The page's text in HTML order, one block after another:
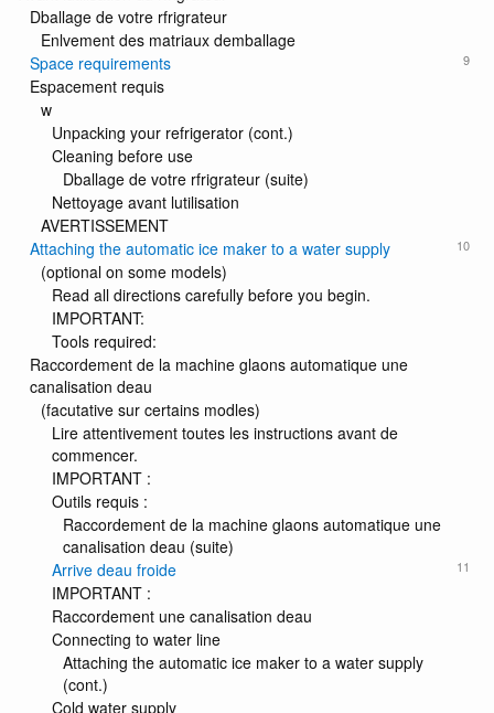
Dballage de votre rfrigrateur
Enlvement des matriaux demballage
9
Space requirements
Espacement requis
w
Unpacking your refrigerator (cont.)
Cleaning before use
Dballage de votre rfrigrateur (suite)
Nettoyage avant lutilisation
AVERTISSEMENT
10
Attaching the automatic ice maker to a water supply
(optional on some models)
Read all directions carefully before you begin.
IMPORTANT:
Tools required:
Raccordement de la machine glaons automatique une
canalisation deau
(facutative sur certains modles)
Lire attentivement toutes les instructions avant de
commencer.
IMPORTANT :
Outils requis :
Raccordement de la machine glaons automatique une
canalisation deau (suite)
11
Arrive deau froide
IMPORTANT :
Raccordement une canalisation deau
Connecting to water line
Attaching the automatic ice maker to a water supply
(cont.)
Cold water supply